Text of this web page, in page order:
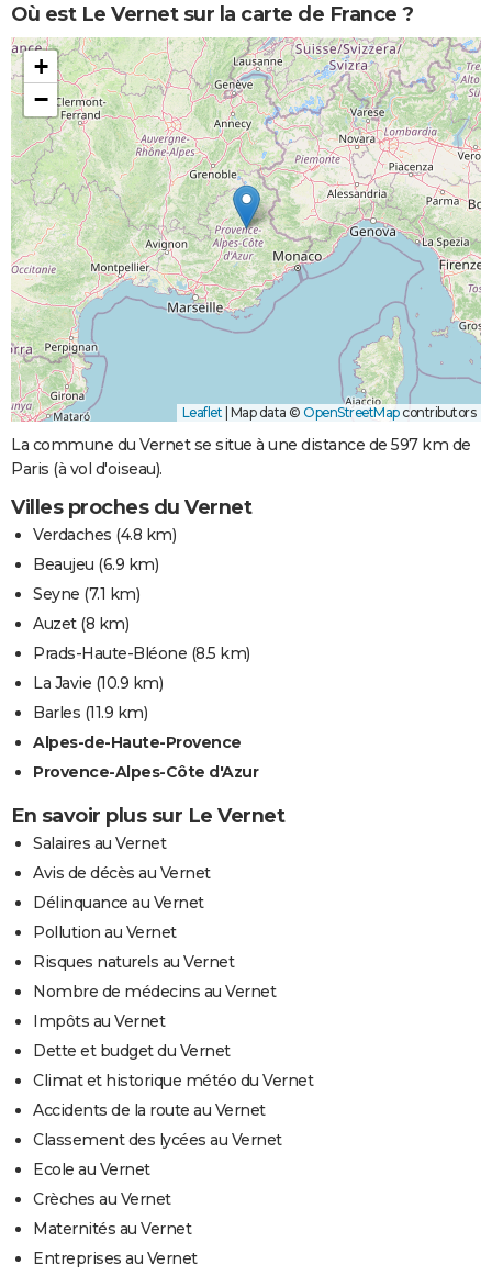
Où est Le Vernet sur la carte de France ?
+
−
Leaflet Map data © OpenStreetMapcontributors
La commune du Vernet se situe à une distance de 597 km de
Paris (à vol d'oiseau).
Villes proches du Vernet
Verdaches (4.8 km)
Beaujeu (6.9 km)
Seyne (7.1 km)
Auzet(8 km)
Prads-Haute-Bléone (8.5 km)
La Javie (10.9 km)
Barles (11.9 km)
Alpes-de-Haute-Provence
Provence-Alpes-Côte d'Azur
En savoir plus sur Le Vernet
Salaires au Vernet
Avis de décès au Vernet
Délinquance au Vernet
Pollution au Vernet
Risques naturels au Vernet
Nombre de médecins au Vernet
Impôts au Vernet
Dette et budget du Vernet
Climat et historique météo du Vernet
Accidents de la route au Vernet
Classement des lycées au Vernet
Ecole au Vernet
Crèches au Vernet
Maternités au Vernet
Entreprises au Vernet